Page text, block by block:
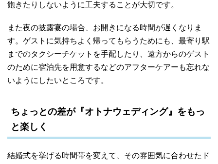
飽きたりしないように工夫することが大切です。
また夜の披露宴の場合、お開きになる時間が遅くなりま
す。ゲストに気持ちよく帰ってもらうためにも、最寄り駅
までのタクシーチケットを手配したり、遠方からのゲスト
のために宿泊先を用意するなどのアフターケアーも忘れな
いようにしたいところです。
ちょっとの差が『オトナウェディング』をもっ
と楽しく
結婚式を挙げる時間帯を変えて、その雰囲気に合わせたド